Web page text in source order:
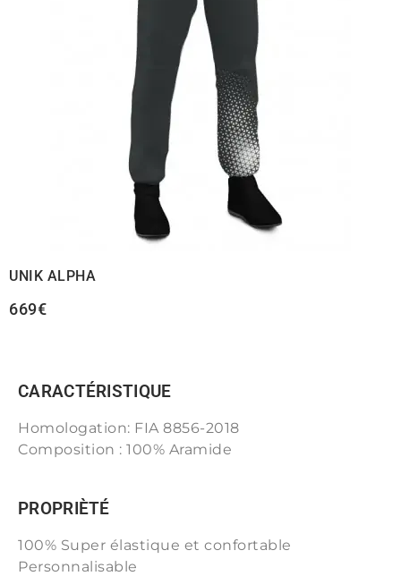
UNIK ALPHA
669€
CARACTÉRISTIQUE
Homologation: FIA 8856-2018
Composition : 100% Aramide
PROPRIÈTÉ
100% Super élastique et confortable
Personnalisable